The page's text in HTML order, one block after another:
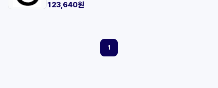
123,640원
1